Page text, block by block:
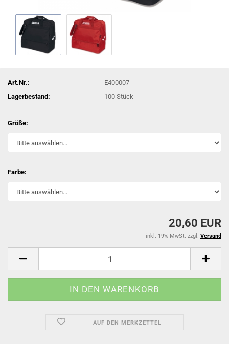
Art.Nr.:
E400007
Lagerbestand:
100Stück
Größe:
Farbe:
20,60 EUR
inkl. 19% MwSt. zzgl. Versand
AUF DEN MERKZETTEL